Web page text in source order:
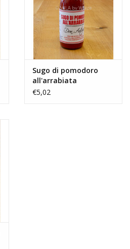
Sugo di pomodoro
all'arrabiata
€5,02